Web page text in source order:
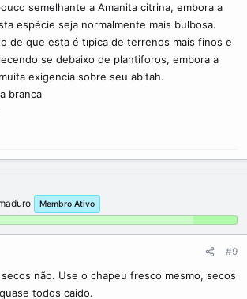
semelhante a Amanita citrina, embora a
espécie seja normalmente mais bulbosa.
de que esta é típica de terrenos mais finos e
se debaixo de plantiforos, embora a
exigencia sobre seu abitah.
branca
Membro Ativo
#9
não. Use o chapeu fresco mesmo, secos
todos caido.